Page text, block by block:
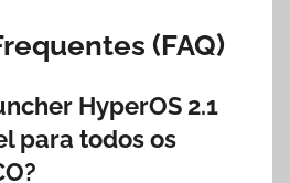
(FAQ)
HyperOS 2.1
para todos os